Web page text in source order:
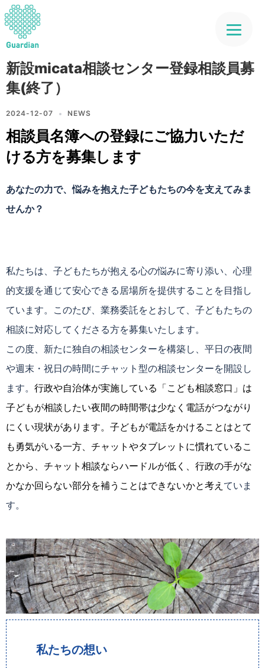
新設micata相談センター登録相談員募
集(終了）
2024-12-07 NEWS
相談員名簿への登録にご協力いただ
ける方を募集します
あなたの力で、悩みを抱えた子どもたちの今を支えてみま
せんか？
私たちは、子どもたちが抱える心の悩みに寄り添い、心理
的支援を通じて安心できる居場所を提供することを目指し
ています。このたび、業務委託をとおして、子どもたちの
相談に対応してくださる方を募集いたします。
この度、新たに独自の相談センターを構築し、平日の夜間
や週末・祝日の時間にチャット型の相談センターを開設し
ます。 行政や自治体が実施している「こども相談窓口」は
子どもが相談したい夜間の時間帯は少なく電話がつながり
にくい現状があります。子どもが電話をかけることはとて
も勇気がいる一方、チャットやタブレットに慣れているこ
とから、チャット相談ならハードルが低く、行政の手がな
かなか回らない部分を補うことはできないかと考え ていま
す。
私たちの想い